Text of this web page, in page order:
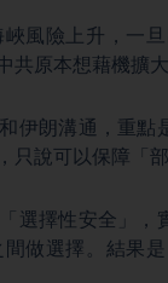
風險上升，一
共原本想藉機擴
伊朗溝通，重
只說可以保障「
選擇性安全」
做選擇。結果